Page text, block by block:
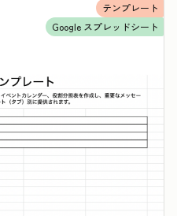
テンプレート
Google スプレッドシート